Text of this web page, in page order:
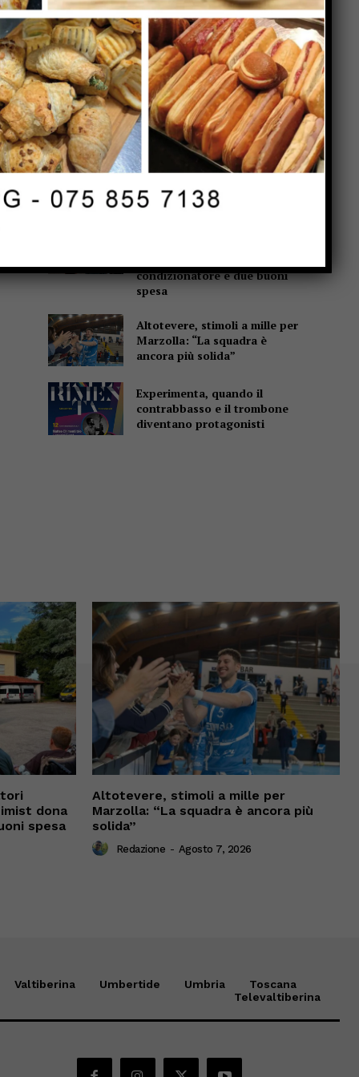
Website:
Popular
Cultura, Marchetti (Lega):
“Dal Governo oltre 13 milioni
di euro per Gubbio, Assisi e
Piediluco”
Fiere di San Bartolomeo, la
Chianina torna in gara: al
giganti bianchi
condizionatore e due buoni
spesa
Altotevere, stimoli a mille per
Marzolla: “La squadra è
ancora più solida”
Experimenta, quando il
contrabbasso e il trombone
diventano protagonisti
dona
spesa
Altotevere, stimoli a mille per
Marzolla: “La squadra è ancora più
solida”
Redazione - Agosto 7, 2026
Valtiberina Umbertide Umbria
Toscana
Televaltiberina